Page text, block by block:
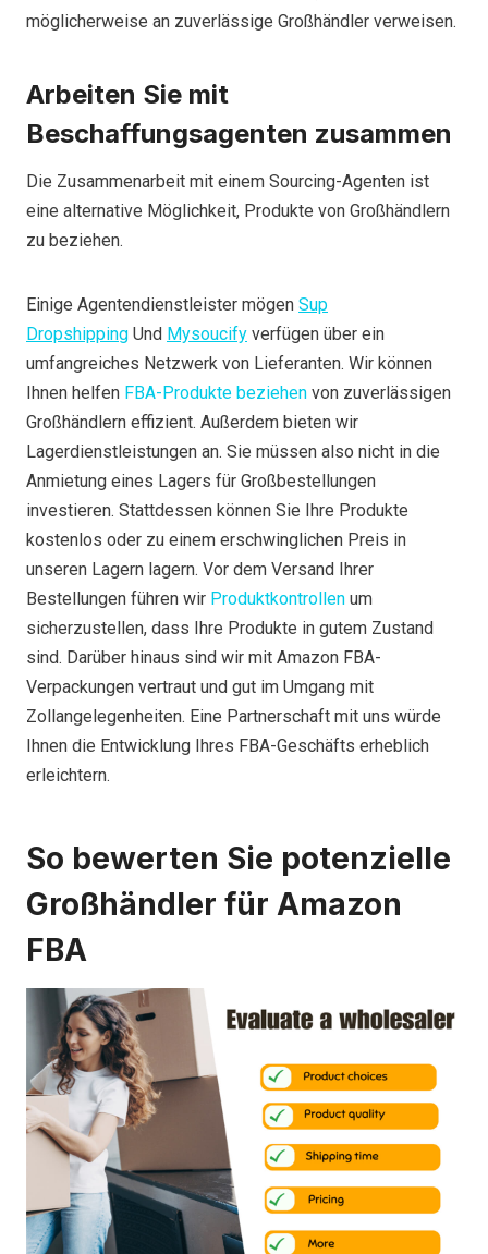
möglicherweise an zuverlässige Großhändler verweisen.
Arbeiten Sie mit
Beschaffungsagenten zusammen
Die Zusammenarbeit mit einem Sourcing-Agenten ist
eine alternative Möglichkeit, Produkte von Großhändlern
zu beziehen.
Einige Agentendienstleister mögen Sup
Dropshipping Und Mysoucify verfügen über ein
umfangreiches Netzwerk von Lieferanten. Wir können
Ihnen helfen FBA-Produkte beziehen von zuverlässigen
Großhändlern effizient. Außerdem bieten wir
Lagerdienstleistungen an. Sie müssen also nicht in die
Anmietung eines Lagers für Großbestellungen
investieren. Stattdessen können Sie Ihre Produkte
kostenlos oder zu einem erschwinglichen Preis in
unseren Lagern lagern. Vor dem Versand Ihrer
Bestellungen führen wir Produktkontrollen um
sicherzustellen, dass Ihre Produkte in gutem Zustand
sind. Darüber hinaus sind wir mit Amazon FBA-
Verpackungen vertraut und gut im Umgang mit
Zollangelegenheiten. Eine Partnerschaft mit uns würde
Ihnen die Entwicklung Ihres FBA-Geschäfts erheblich
erleichtern.
So bewerten Sie potenzielle
Großhändler für Amazon
FBA